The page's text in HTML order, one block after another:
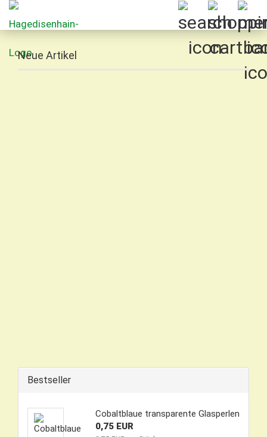
Neue Artikel
Bestseller
Cobaltblaue transparente Glasperlen
0,75 EUR